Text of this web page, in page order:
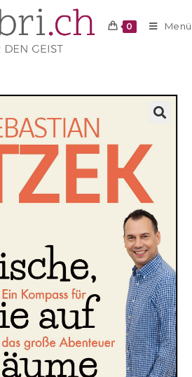
0 Menü